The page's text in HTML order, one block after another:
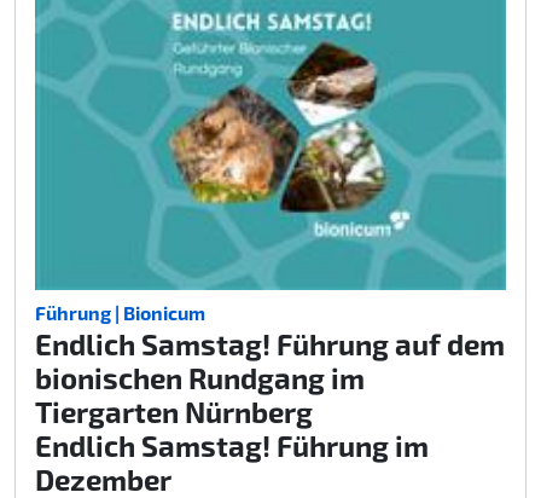
Führung | Bionicum
Endlich Samstag! Führung auf dem
bionischen Rundgang im
Tiergarten Nürnberg
Endlich Samstag! Führung im
Dezember